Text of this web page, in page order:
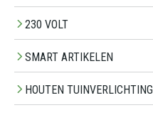
230 VOLT
SMART ARTIKELEN
HOUTEN TUINVERLICHTING